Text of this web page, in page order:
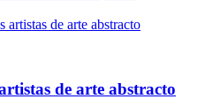
de arte abstracto